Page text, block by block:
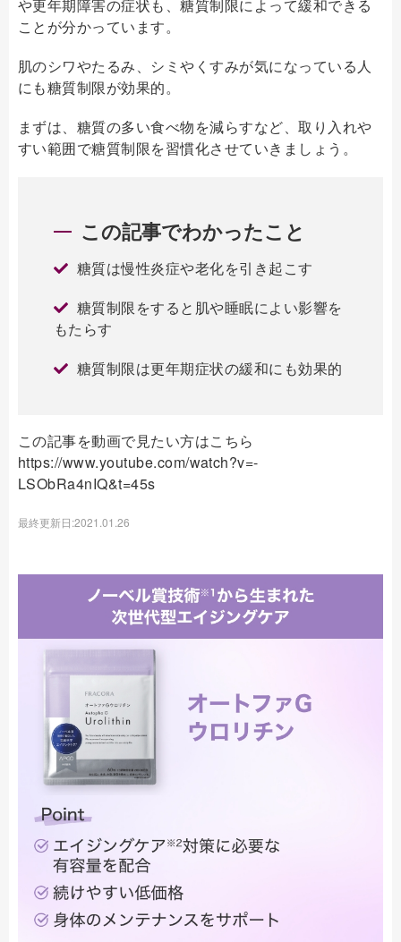
や更年期障害の症状も、糖質制限によって緩和できる
ことが分かっています。
肌のシワやたるみ、シミやくすみが気になっている人
にも糖質制限が効果的。
まずは、糖質の多い食べ物を減らすなど、取り入れや
すい範囲で糖質制限を習慣化させていきましょう。
この記事でわかったこと
糖質は慢性炎症や老化を引き起こす
糖質制限をすると肌や睡眠によい影響を
もたらす
糖質制限は更年期症状の緩和にも効果的
この記事を動画で見たい方はこちら
https://www.youtube.com/watch?v=-
LSObRa4nIQ&t=45s
最終更新日:2021.01.26